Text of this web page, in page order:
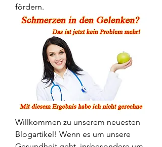
fördern.
Willkommen zu unserem neuesten
Blogartikel! Wenn es um unsere